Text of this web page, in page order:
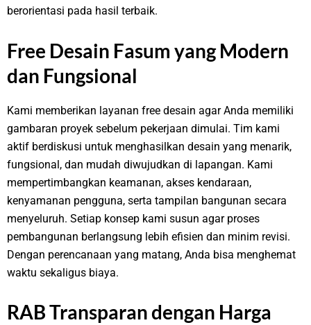
berorientasi pada hasil terbaik.
Free Desain Fasum yang Modern
dan Fungsional
Kami memberikan layanan free desain agar Anda memiliki
gambaran proyek sebelum pekerjaan dimulai. Tim kami
aktif berdiskusi untuk menghasilkan desain yang menarik,
fungsional, dan mudah diwujudkan di lapangan. Kami
mempertimbangkan keamanan, akses kendaraan,
kenyamanan pengguna, serta tampilan bangunan secara
menyeluruh. Setiap konsep kami susun agar proses
pembangunan berlangsung lebih efisien dan minim revisi.
Dengan perencanaan yang matang, Anda bisa menghemat
waktu sekaligus biaya.
RAB Transparan dengan Harga